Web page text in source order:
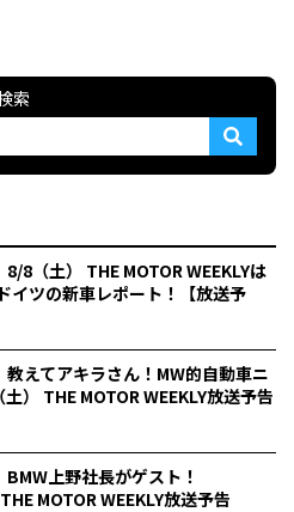
索
8/8（土） THE MOTOR WEEKLYは
イツの新車レポート！【放送予
教えてアキラさん！MW的自動車ニ
） THE MOTOR WEEKLY放送予告
BMW上野社長がゲスト！
MOTOR WEEKLY放送予告